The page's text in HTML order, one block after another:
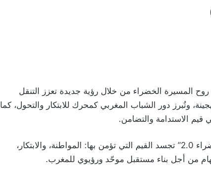
الخضراء 2.0” إلى إحياء روح المسيرة الخضراء من خلال رؤية جديدة تعزز التنقل
وتُبرز دور الشباب المغربي كمحرك للابتكار والتحول، كما
الاستدامة والتضامن.
وقالت جمعية EPIK Leaders إن “المسيرة الخضراء 2.0” تجسد القيم التي تؤمن بها: المواطنة، والابتكار،
من أجل بناء مستقبل موحّد ورؤيوي للمغرب.